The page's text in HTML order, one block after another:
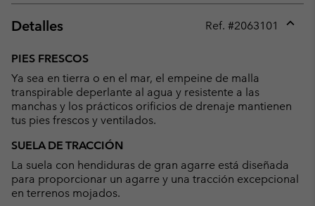
Detalles Ref. #2063101
PIES FRESCOS
Ya sea en tierra o en el mar, el empeine de malla
transpirable deperlante al agua y resistente a las
manchas y los prácticos orificios de drenaje mantienen
tus pies frescos y ventilados.
SUELA DE TRACCIÓN
La suela con hendiduras de gran agarre está diseñada
para proporcionar un agarre y una tracción excepcional
en terrenos mojados.